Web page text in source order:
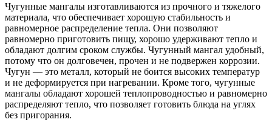
Чугунные мангалы изготавливаются из прочного и тяжелого
материала, что обеспечивает хорошую стабильность и
равномерное распределение тепла. Они позволяют
равномерно приготовить пищу, хорошо удерживают тепло и
обладают долгим сроком службы. Чугунный мангал удобный,
потому что он долговечен, прочен и не подвержен коррозии.
Чугун — это металл, который не боится высоких температур
и не деформируется при нагревании. Кроме того, чугунные
мангалы обладают хорошей теплопроводностью и равномерно
распределяют тепло, что позволяет готовить блюда на углях
без пригорания.